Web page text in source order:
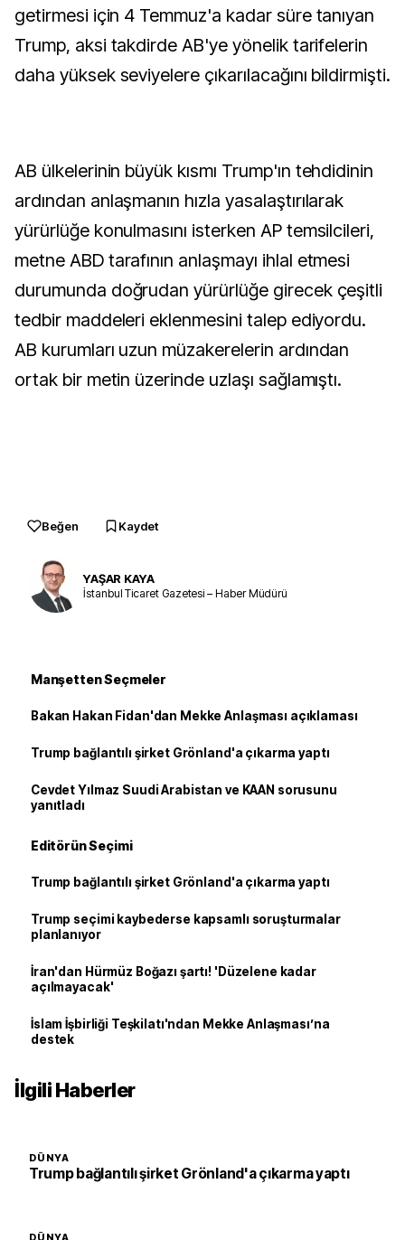
getirmesi için 4 Temmuz'a kadar süre tanıyan
Trump, aksi takdirde AB'ye yönelik tarifelerin
daha yüksek seviyelere çıkarılacağını bildirmişti.
AB ülkelerinin büyük kısmı Trump'ın tehdidinin
ardından anlaşmanın hızla yasalaştırılarak
yürürlüğe konulmasını isterken AP temsilcileri,
metne ABD tarafının anlaşmayı ihlal etmesi
durumunda doğrudan yürürlüğe girecek çeşitli
tedbir maddeleri eklenmesini talep ediyordu.
AB kurumları uzun müzakerelerin ardından
ortak bir metin üzerinde uzlaşı sağlamıştı.
Beğen Kaydet
YAŞAR KAYA
İstanbul Ticaret Gazetesi – Haber Müdürü
Manşetten Seçmeler
Bakan Hakan Fidan'dan Mekke Anlaşması açıklaması
Trump bağlantılı şirket Grönland'a çıkarma yaptı
Cevdet Yılmaz Suudi Arabistan ve KAAN sorusunu
yanıtladı
Editörün Seçimi
Trump bağlantılı şirket Grönland'a çıkarma yaptı
Trump seçimi kaybederse kapsamlı soruşturmalar
planlanıyor
İran'dan Hürmüz Boğazı şartı! 'Düzelene kadar
açılmayacak'
İslam İşbirliği Teşkilatı'ndan Mekke Anlaşması’na
destek
İlgili Haberler
DÜNYA
Trump bağlantılı şirket Grönland'a çıkarma yaptı